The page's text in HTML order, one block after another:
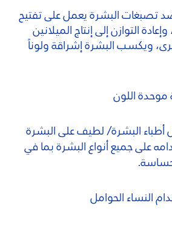
تصبغات البشرة يعمل على تفتيح
التوازن إلى إنتاج الميلانين
ويكسب البشرة إشراقة ولوناً
اللون
البشرة/ لطيف على البشرة
على جميع أنواع البشرة بما في
النساء الحوامل